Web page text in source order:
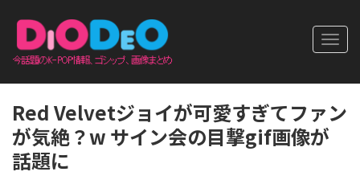
Red Velvetジョイが可愛すぎてファン
が気絶？w サイン会の目撃gif画像が
話題に